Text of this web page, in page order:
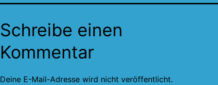
Schreibe einen
Kommentar
Deine E-Mail-Adresse wird nicht veröffentlicht.